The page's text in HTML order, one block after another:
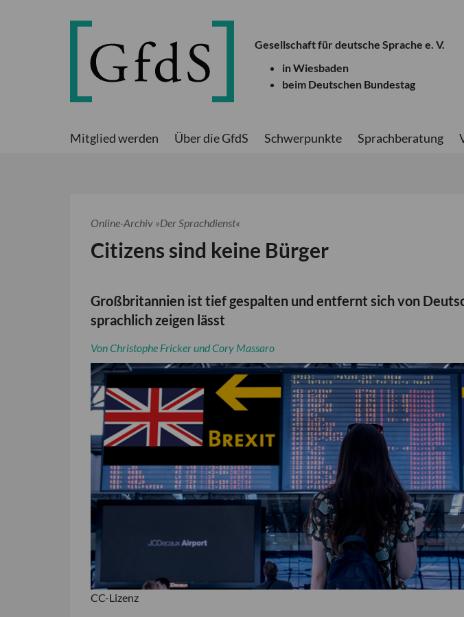
Gesellschaft für deutsche Sprache e. V.
in Wiesbaden
beim Deutschen Bundestag
Mitglied werden Über die GfdS Schwerpunkte Sprachberatung
Online-Archiv »Der Sprachdienst«
Citizens sind keine Bürger
Großbritannien ist tief gespalten und entfernt sich von
sprachlich zeigen lässt
Von Christophe Fricker und Cory Massaro
CC-Lizenz